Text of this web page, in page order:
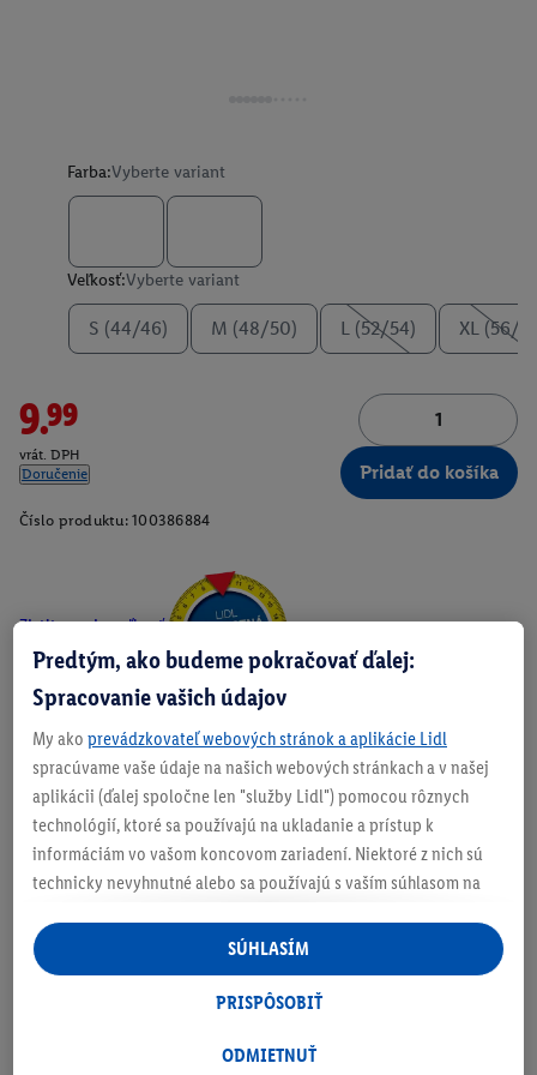
Farba:Vyberte variant
Veľkosť:Vyberte variant
S (44/46) M (48/50) L (52/54) XL (56/
9.99
vrát. DPH
Doručenie
Pridať do košíka
Číslo produktu: 100386884
Zistite svoju veľkosť
O produkte
Podrobnosti o bezpečnosti produktu
Predtým, ako budeme pokračovať ďalej:
Spracovanie vašich údajov
My ako prevádzkovateľ webových stránok a aplikácie Lidl
spracúvame vaše údaje na našich webových stránkach a v našej
aplikácii (ďalej spoločne len "služby Lidl") pomocou rôznych
technológií, ktoré sa používajú na ukladanie a prístup k
informáciám vo vašom koncovom zariadení. Niektoré z nich sú
technicky nevyhnutné alebo sa používajú s vaším súhlasom na
personalizovanú reklamu v rámci služieb Lidl aj mimo nich. Ak
ste účastníkom programu Lidl Plus, na tieto účely sa spracúvajú
aj údaje z vášho nákupného správania v obchode.
následne si vytvoríte účet Lidl Plus alebo sa prihlásite do svojho
ODMIETNUŤ
PRISPÔSOBIŤ
SÚHLASÍM